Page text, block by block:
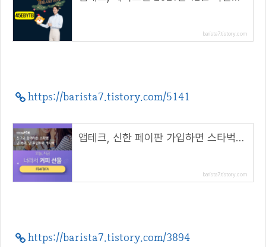
barista7.tistory.com
https://barista7.tistory.com/5141
앱테크, 신한 페이판 가입하면 스타벅스 커피 100원( 추천코드 : F64FBFA )
barista7.tistory.com
https://barista7.tistory.com/3894